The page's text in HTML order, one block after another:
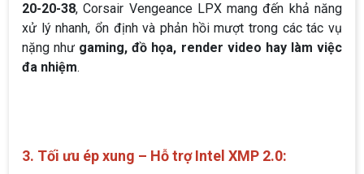
20-20-38, Corsair Vengeance LPX mang đến khả năng
xử lý nhanh, ổn định và phản hồi mượt trong các tác vụ
nặng như gaming, đồ họa, render video hay làm việc
đa nhiệm.
3. Tối ưu ép xung – Hỗ trợ Intel XMP 2.0: